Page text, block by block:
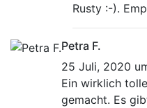
Rusty :-).
Petra F.
25 Juli, 2020
Ein wirklich
gemacht. Es